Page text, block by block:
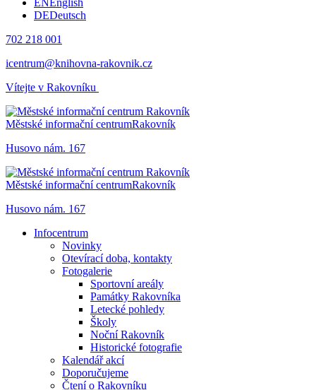
ENEnglish
DEDeutsch
702 218 001
icentrum@knihovna-rakovnik.cz
Vítejte v Rakovníku
Městské informační centrumRakovník
Husovo nám. 167
Městské informační centrumRakovník
Husovo nám. 167
Infocentrum
Novinky
Otevírací doba, kontakty
Fotogalerie
Sportovní areály
Památky Rakovníka
Letecké pohledy
Školy
Noční Rakovník
Historické fotografie
Kalendář akcí
Doporučujeme
Čtení o Rakovníku